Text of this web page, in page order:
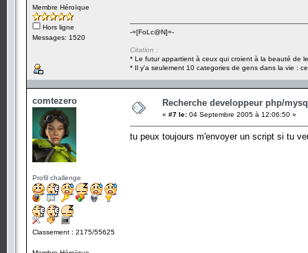
Membre Héroïque
Hors ligne
Messages: 1520
-=[FoLc@N]=-
Citation :
* Le futur appartient à ceux qui croient à la beauté de
* Il y'a seulement 10 categories de gens dans la vie :
comtezero
Profil challenge
Classement : 2175/55625
Recherche developpeur php/
« #7 le: 04 Septembre 2005 à 12:06:50 »
tu peux toujours m'envoyer un script si tu